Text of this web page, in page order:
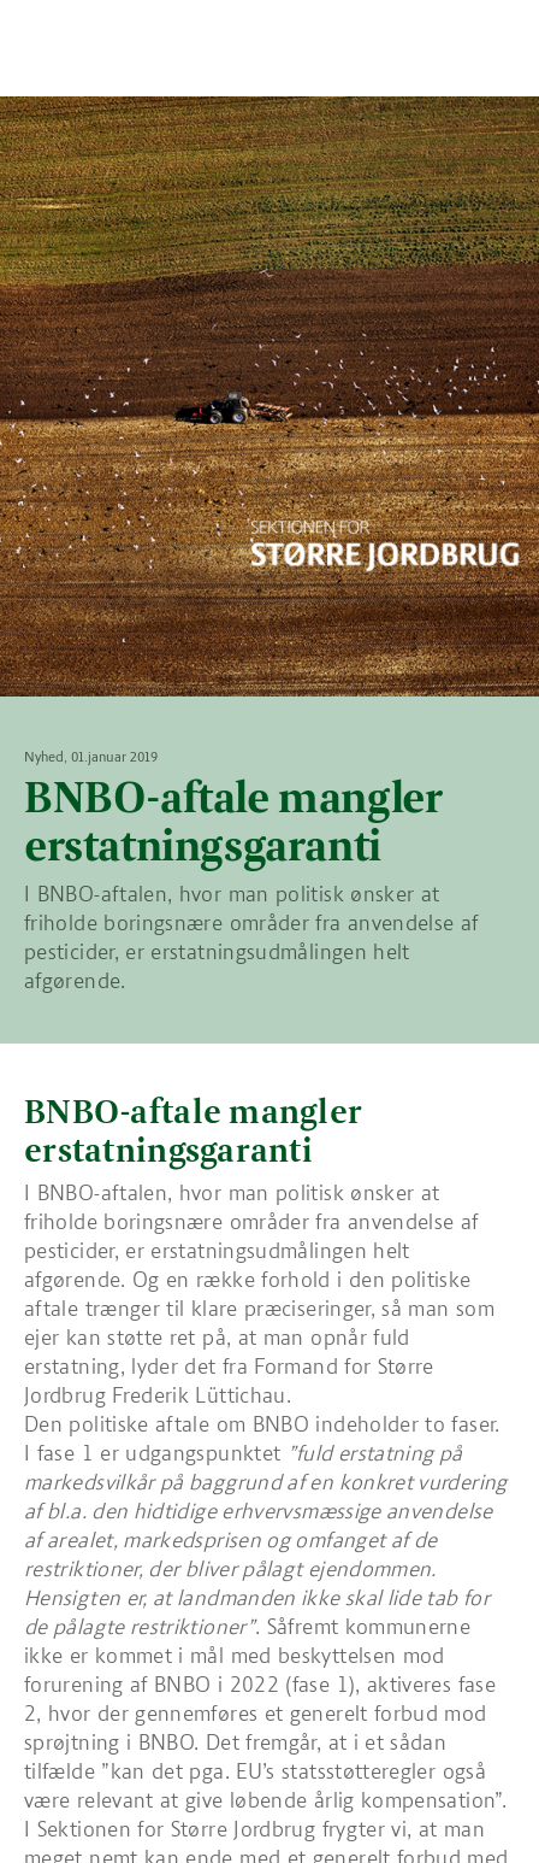
Nyhed, 01.januar 2019
BNBO-aftale mangler
erstatningsgaranti
I BNBO-aftalen, hvor man politisk ønsker at
friholde boringsnære områder fra anvendelse af
pesticider, er erstatningsudmålingen helt
afgørende.
BNBO-aftale mangler
erstatningsgaranti
I BNBO-aftalen, hvor man politisk ønsker at
friholde boringsnære områder fra anvendelse af
pesticider, er erstatningsudmålingen helt
afgørende. Og en række forhold i den politiske
aftale trænger til klare præciseringer, så man som
ejer kan støtte ret på, at man opnår fuld
erstatning, lyder det fra Formand for Større
Jordbrug Frederik Lüttichau.
Den politiske aftale om BNBO indeholder to faser.
I fase 1 er udgangspunktet ”fuld erstatning på
markedsvilkår på baggrund af en konkret vurdering
af bl.a. den hidtidige erhvervsmæssige anvendelse
af arealet, markedsprisen og omfanget af de
restriktioner, der bliver pålagt ejendommen.
Hensigten er, at landmanden ikke skal lide tab for
de pålagte restriktioner”. Såfremt kommunerne
ikke er kommet i mål med beskyttelsen mod
forurening af BNBO i 2022 (fase 1), aktiveres fase
2, hvor der gennemføres et generelt forbud mod
sprøjtning i BNBO. Det fremgår, at i et sådan
tilfælde ”kan det pga. EU’s statsstøtteregler også
være relevant at give løbende årlig kompensation”.
I Sektionen for Større Jordbrug frygter vi, at man